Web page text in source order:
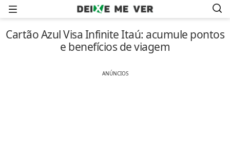
Menu
Cartão Azul Visa Infinite Itaú: acumule pontos
e benefícios de viagem
ANÚNCIOS